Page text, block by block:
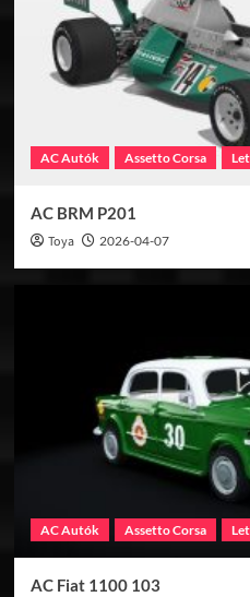
Három új
Turismo
Hírek
Gran
hosszabb
Hírek
Készül a
AC Autók Assetto Corsa
AC BRM P201
Toya 2026-04-07
AC Autók Assetto Corsa
AC Fiat 1100 103